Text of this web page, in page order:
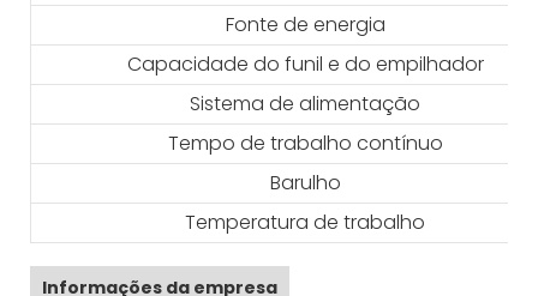
Fonte de energia
Capacidade do funil e do empilhador
Sistema de alimentação
Tempo de trabalho contínuo
Barulho
Temperatura de trabalho
Informações da empresa